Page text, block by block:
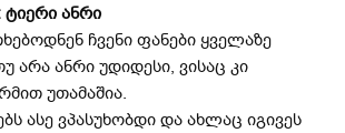
ანრი
ჩვენი ფანები ყველაზე
არა ანრი უდიდესი, ვისაც კი
უთამაშია.
ასე ვპასუხობდი და ახლაც იგივეს